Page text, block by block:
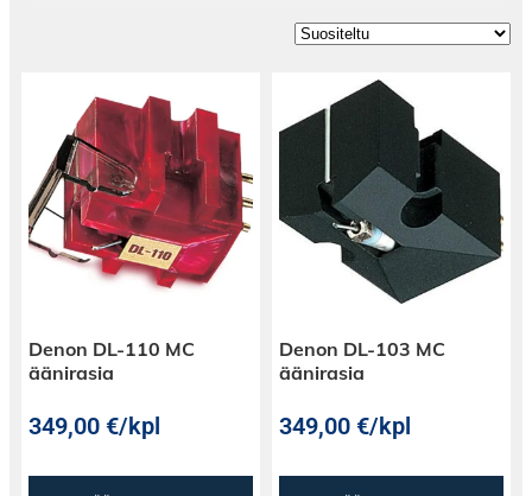
Denon DL-110 MC
äänirasia
349,00€/kpl
Denon DL-103 MC
äänirasia
349,00€/kpl